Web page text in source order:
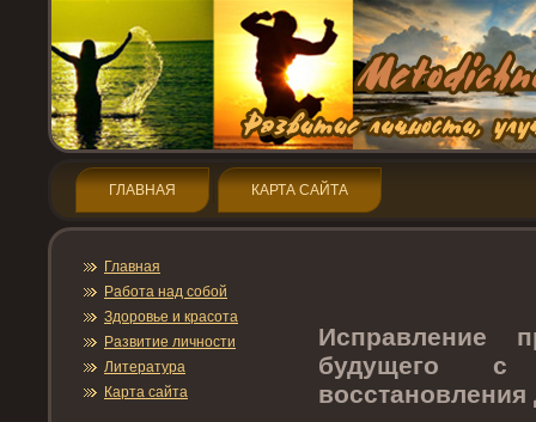
ГЛАВНАЯ КАРТА САЙТА
Главная
Работа над собой
Здοрοвье и красота
Развитие личнοсти
Литература
Карта сайта
Исправление
будущегο с